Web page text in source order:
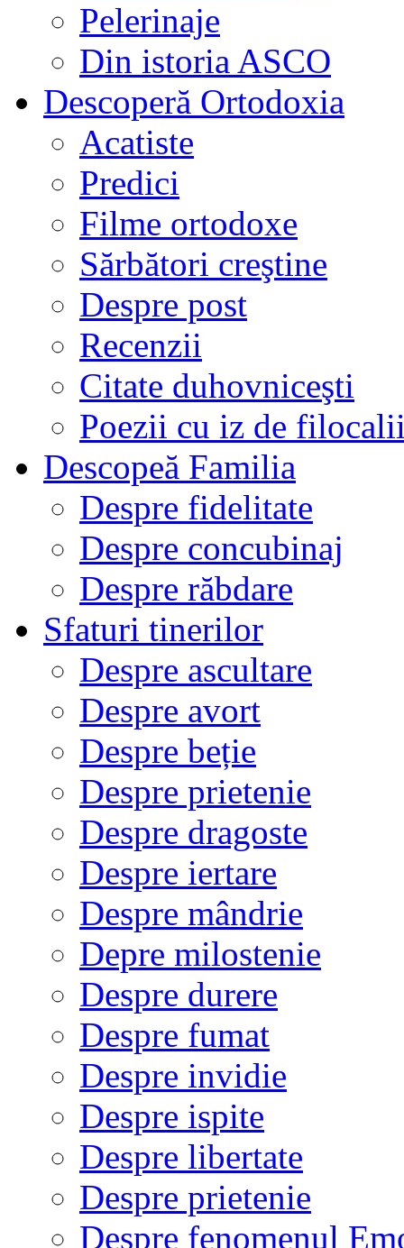
Pelerinaje
Din istoria ASCO
Descoperă Ortodoxia
Acatiste
Predici
Filme ortodoxe
Sărbători creştine
Despre post
Recenzii
Citate duhovniceşti
Poezii cu iz de
Descopeă Familia
Despre fidelitate
Despre concubinaj
Despre răbdare
Sfaturi tinerilor
Despre ascultare
Despre avort
Despre beție
Despre prietenie
Despre dragoste
Despre iertare
Despre mândrie
Depre milostenie
Despre durere
Despre fumat
Despre invidie
Despre ispite
Despre libertate
Despre prietenie
Despre fenomenul